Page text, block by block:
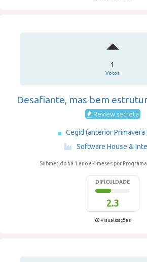
1
Votos
Desafiante, mas bem
Review secreta
Cegid (anterior Primavera
Software House &
Submetido há 1 ano e 4 meses por
DIFICULDADE
2.3
68 visualizações